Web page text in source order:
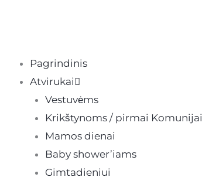
Pagrindinis
Atvirukai
Vestuvėms
Krikštynoms / pirmai Komunijai
Mamos dienai
Baby shower’iams
Gimtadieniui